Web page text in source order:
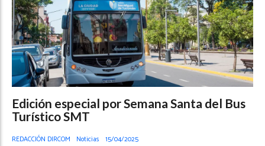
Edición especial por Semana Santa del Bus
Turístico SMT
REDACCIÓN DIRCOM Noticias 15/04/2025